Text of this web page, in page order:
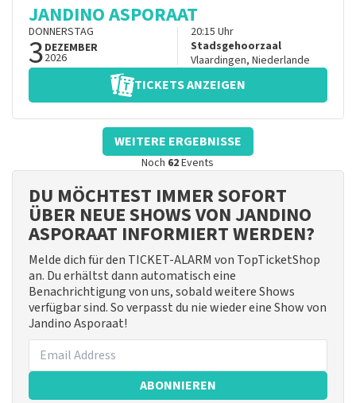
JANDINO ASPORAAT
DONNERSTAG
3DEZEMBER
2026
20:15 Uhr
Stadsgehoorzaal
Vlaardingen, Niederlande
TICKETS ANZEIGEN
WEITERE ERGEBNISSE
Noch 62Events
DU MÖCHTEST IMMER SOFORT
ÜBER NEUE SHOWS VON JANDINO
ASPORAAT INFORMIERT WERDEN?
Melde dich für den TICKET-ALARM von TopTicketShop
an. Du erhältst dann automatisch eine
Benachrichtigung von uns, sobald weitere Shows
verfügbar sind. So verpasst du nie wieder eine Show von
Jandino Asporaat!
ABONNIEREN